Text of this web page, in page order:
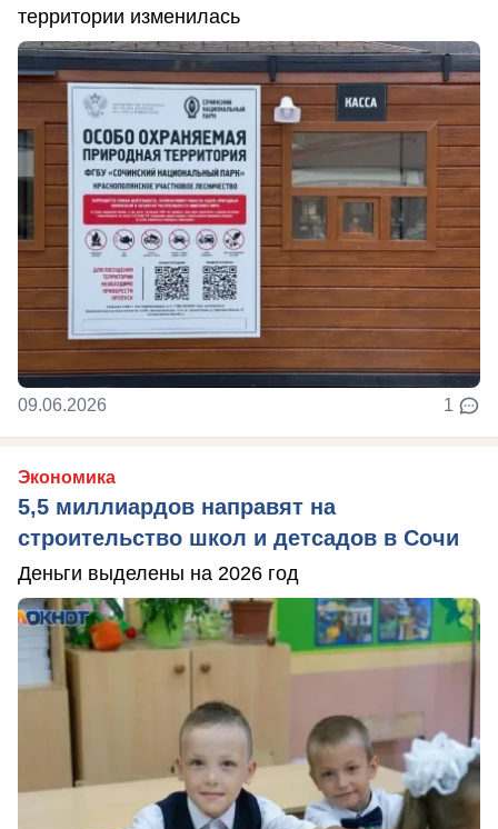
территории изменилась
09.06.2026 1
Экономика
5,5 миллиардов направят на
строительство школ и детсадов в Сочи
Деньги выделены на 2026 год